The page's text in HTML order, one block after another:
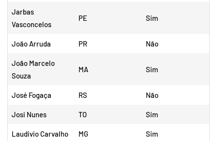
Jarbas
Vasconcelos
PE Sim
João Arruda PR Não
João Marcelo
Souza
MA Sim
José Fogaça RS Não
Josi Nunes TO Sim
Laudivio Carvalho MG Sim